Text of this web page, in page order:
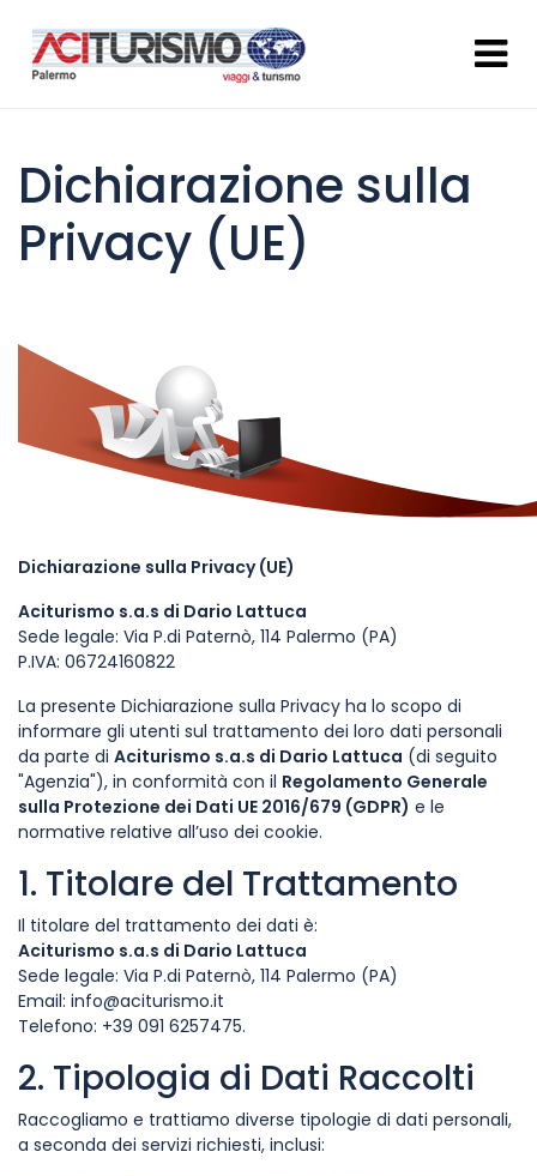
Dichiarazione sulla
Privacy (UE)
Dichiarazione sulla Privacy (UE)
Aciturismo s.a.s di Dario Lattuca
Sede legale: Via P.di Paternò, 114 Palermo (PA)
P.IVA: 06724160822
La presente Dichiarazione sulla Privacy ha lo scopo di
informare gli utenti sul trattamento dei loro dati personali
da parte di Aciturismo s.a.s di Dario Lattuca (di seguito
"Agenzia"), in conformità con il Regolamento Generale
sulla Protezione dei Dati UE 2016/679 (GDPR) e le
normative relative all’uso dei cookie.
1. Titolare del Trattamento
Il titolare del trattamento dei dati è:
Aciturismo s.a.s di Dario Lattuca
Sede legale: Via P.di Paternò, 114 Palermo (PA)
Email: info@aciturismo.it
Telefono: +39 091 6257475.
2. Tipologia di Dati Raccolti
Raccogliamo e trattiamo diverse tipologie di dati personali,
a seconda dei servizi richiesti, inclusi: